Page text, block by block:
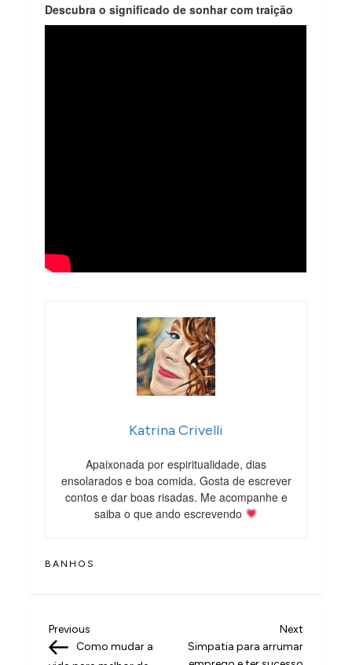
Descubra o significado de sonhar com traição
Katrina Crivelli
Apaixonada por espiritualidade, dias
ensolarados e boa comida. Gosta de escrever
contos e dar boas risadas. Me acompanhe e
saiba o que ando escrevendo
BANHOS
N
Previous
Post
Previous
Como mudar a
Next
Post
Next
Simpatia para arrumar